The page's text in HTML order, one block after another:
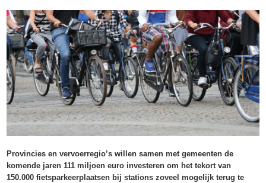
Provincies en vervoerregio’s willen samen met gemeenten de
komende jaren 111 miljoen euro investeren om het tekort van
150.000 fietsparkeerplaatsen bij stations zoveel mogelijk terug te